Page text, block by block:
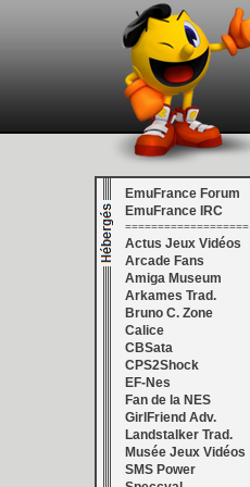
EmuFrance Forum
EmuFrance IRC
===================
Actus Jeux Vidéos
Arcade Fans
Amiga Museum
Arkames Trad.
Bruno C. Zone
Calice
CBSata
CPS2Shock
EF-Nes
Fan de la NES
GirlFriend Adv.
Landstalker Trad.
Musée Jeux Vidéos
SMS Power